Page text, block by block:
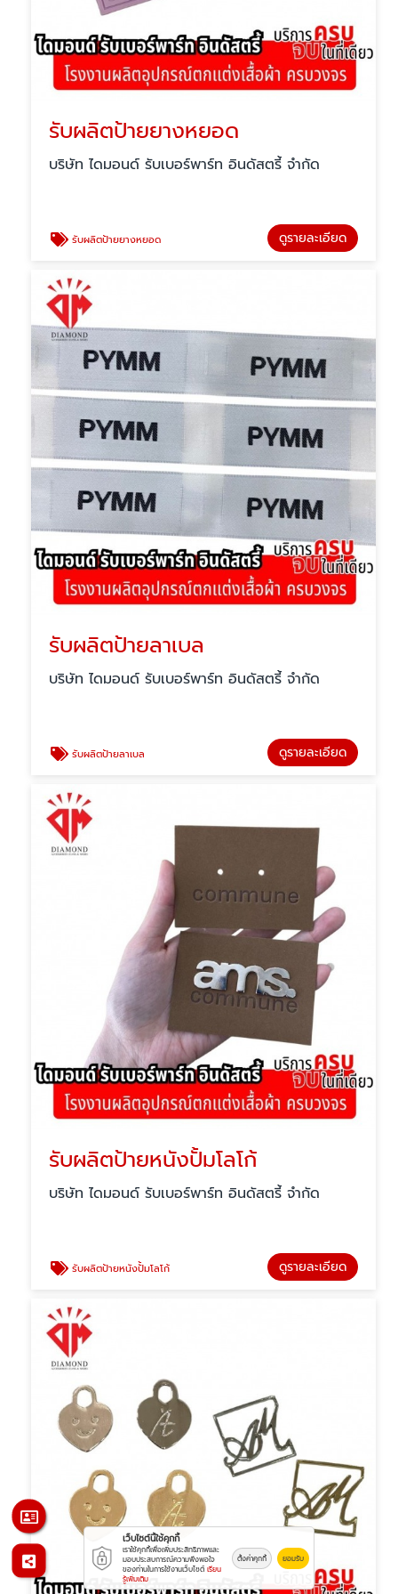
รับผลิตป้ายยางหยอด
บริษัท ไดมอนด์ รับเบอร์พาร์ท อินดัสตรี้ จำกัด
รับผลิตป้ายยางหยอด ดูรายละเอียด
รับผลิตป้ายลาเบล
บริษัท ไดมอนด์ รับเบอร์พาร์ท อินดัสตรี้ จำกัด
รับผลิตป้ายลาเบล ดูรายละเอียด
รับผลิตป้ายหนังปั้มโลโก้
บริษัท ไดมอนด์ รับเบอร์พาร์ท อินดัสตรี้ จำกัด
รับผลิตป้ายหนังปั้มโลโก้ ดูรายละเอียด
เว็บไซต์นี้ใช้คุกกี้
เราใช้คุกกี้เพื่อเพิ่มประสิทธิภาพและ
มอบประสบการณ์ความพึงพอใจ
ของท่านในการใช้งานเว็บไซต์ เรียน
รู้เพิ่มเติม
ตั้งค่าคุกกี้ ยอมรับ